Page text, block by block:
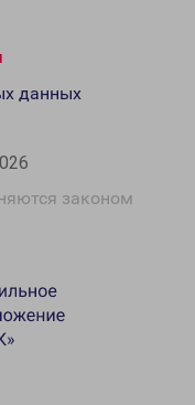
законом
данных